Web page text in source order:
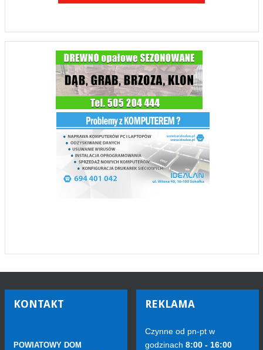
KONTAKT
POWIATOWY DOM
REKLAMA
Czynne od pn-pt w
godzinach 8:00 - 16:00